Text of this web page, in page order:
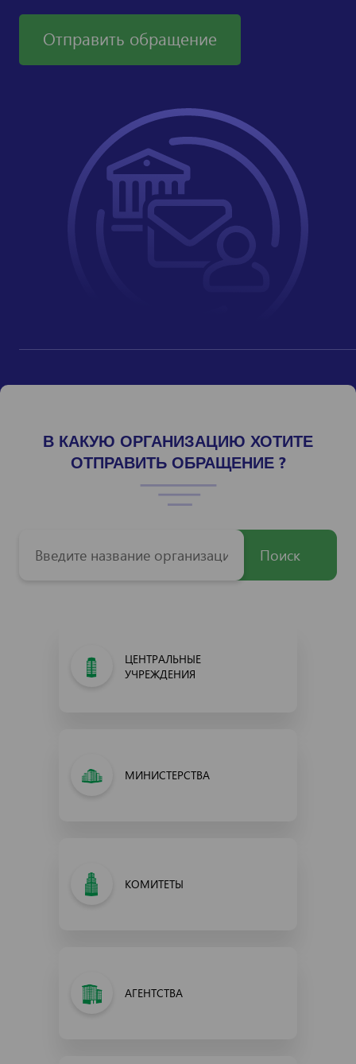
Отправить обращение
В КАКУЮ ОРГАНИЗАЦИЮ ХОТИТЕ
ОТПРАВИТЬ ОБРАЩЕНИЕ ?
Поиск
ЦЕНТРАЛЬНЫЕ
УЧРЕЖДЕНИЯ
МИНИСТЕРСТВА
КОМИТЕТЫ
АГЕНТСТВА